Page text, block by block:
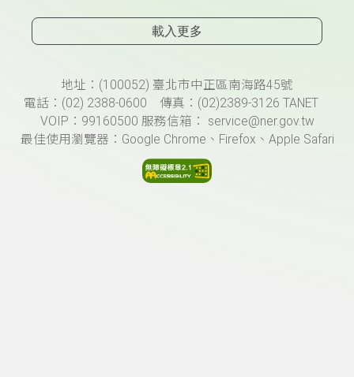
載入更多
頁尾資訊地址：(100052) 臺北市中正區南海路45號
電話：(02) 2388-0600 傳真：(02)2389-3126 TANET
VOIP：99160500 服務信箱： service@ner.gov.tw
最佳使用瀏覽器：Google Chrome、Firefox、Apple Safari